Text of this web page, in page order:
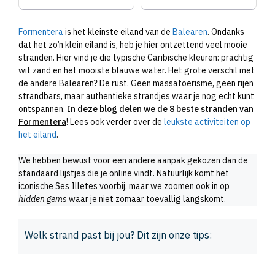
Formenterais het kleinste eiland van de Balearen. Ondanks
dat het zo’n klein eiland is, heb je hier ontzettend veel mooie
stranden. Hier vind je die typische Caribische kleuren: prachtig
wit zand en het mooiste blauwe water. Het grote verschil met
de andere Balearen? De rust. Geen massatoerisme, geen rijen
strandbars, maar authentieke strandjes waar je nog echt kunt
ontspannen. In deze blog delen we de 8 beste stranden van
Formentera! Lees ook verder over de leukste activiteiten op
het eiland.
We hebben bewust voor een andere aanpak gekozen dan de
standaard lijstjes die je online vindt. Natuurlijk komt het
iconische Ses Illetes voorbij, maar we zoomen ook in op
hidden gems waar je niet zomaar toevallig langskomt.
Welk strand past bij jou? Dit zijn onze tips: